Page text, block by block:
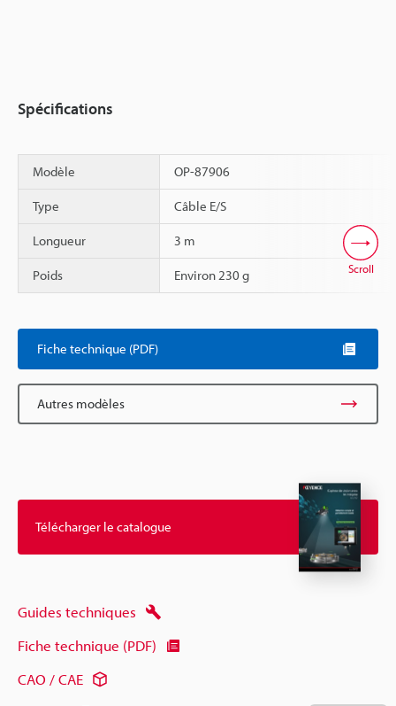
Spécifications
Modèle OP-87906
Type Câble E/S
Longueur 3 m
Poids Environ 230 g Scroll
Fiche technique (PDF)
Autres modèles
Télécharger le catalogue
Guides techniques
Fiche technique (PDF)
CAO / CAE